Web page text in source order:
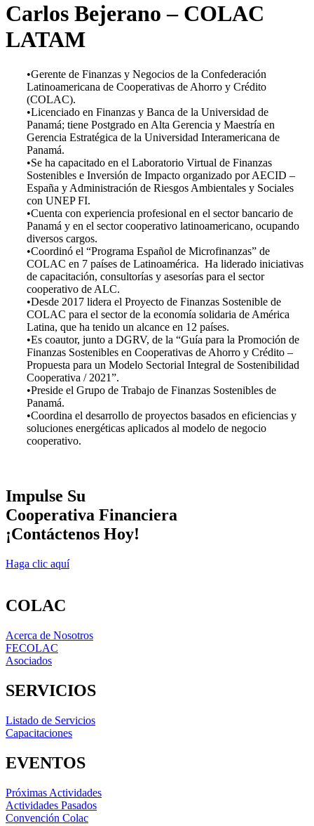
Carlos Bejerano – COLAC
LATAM
•Gerente de Finanzas y Negocios de la Confederación
Latinoamericana de Cooperativas de Ahorro y Crédito
(COLAC).
•Licenciado en Finanzas y Banca de la Universidad de
Panamá; tiene Postgrado en Alta Gerencia y Maestría en
Gerencia Estratégica de la Universidad Interamericana de
Panamá.
•Se ha capacitado en el Laboratorio Virtual de Finanzas
Sostenibles e Inversión de Impacto organizado por AECID –
España y Administración de Riesgos Ambientales y Sociales
con UNEP FI.
•Cuenta con experiencia profesional en el sector bancario de
Panamá y en el sector cooperativo latinoamericano, ocupando
diversos cargos.
•Coordinó el “Programa Español de Microfinanzas” de
COLAC en 7 países de Latinoamérica. Ha liderado iniciativas
de capacitación, consultorías y asesorías para el sector
cooperativo de ALC.
•Desde 2017 lidera el Proyecto de Finanzas Sostenible de
COLAC para el sector de la economía solidaria de América
Latina, que ha tenido un alcance en 12 países.
•Es coautor, junto a DGRV, de la “Guía para la Promoción de
Finanzas Sostenibles en Cooperativas de Ahorro y Crédito –
Propuesta para un Modelo Sectorial Integral de Sostenibilidad
Cooperativa / 2021”.
•Preside el Grupo de Trabajo de Finanzas Sostenibles de
Panamá.
•Coordina el desarrollo de proyectos basados en eficiencias y
soluciones energéticas aplicados al modelo de negocio
cooperativo.
Impulse Su
Cooperativa Financiera
¡Contáctenos Hoy!
Haga clic aquí
COLAC
Acerca de Nosotros
FECOLAC
Asociados
SERVICIOS
Listado de Servicios
Capacitaciones
EVENTOS
Próximas Actividades
Actividades Pasados
Convención Colac